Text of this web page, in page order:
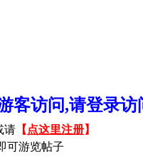
客访问,请登录
请 【 点这里注册】
可游览帖子